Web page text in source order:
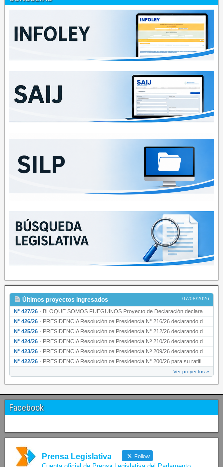
Últimos proyectos ingresados 07/08/2026
N° 427/26 · BLOQUE SOMOS FUEGUINOS Proyecto de Declaración declarando de interés provincial PRESIDENCI…
N° 426/26 · PRESIDENCIA Resolución de Presidencia N° 216/26 declarando de interés provincial la labor …
N° 425/26 · PRESIDENCIA Resolución de Presidencia N° 212/26 declarando de interés provincial el “50° A…
N° 424/26 · PRESIDENCIA Resolución de Presidencia Nº 210/26 declarando de interés provincial el proyec…
N° 423/26 · PRESIDENCIA Resolución de Presidencia Nº 209/26 declarando de interés provincial la presen…
N° 422/26 · PRESIDENCIA Resolución de Presidencia N° 200/26 para su ratificación.
Ver proyectos »
Facebook
Prensa Legislativa Follow